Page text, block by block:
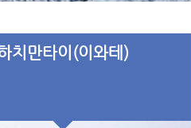
치만타이(이와테)